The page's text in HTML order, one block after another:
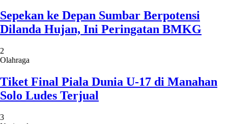
Sepekan ke Depan Sumbar Berpotensi
Dilanda Hujan, Ini Peringatan BMKG
2
Olahraga
Tiket Final Piala Dunia U-17 di Manahan
Solo Ludes Terjual
3